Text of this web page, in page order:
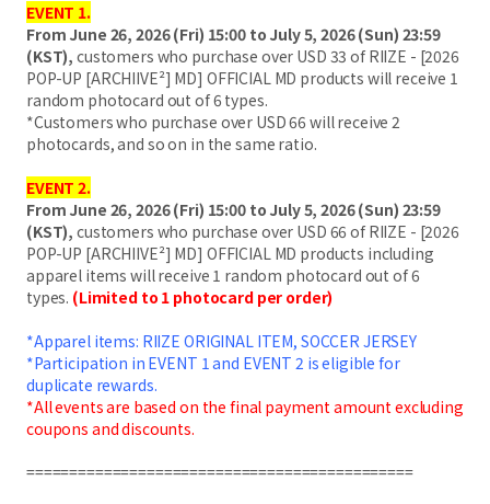
EVENT 1.
From June 26, 2026 (Fri) 15:00 to July 5, 2026 (Sun) 23:59
(KST), customers who purchase over USD 33 of RIIZE - [2026
POP-UP [ARCHIIVE²] MD] OFFICIAL MD products will receive 1
random photocard out of 6 types.
*Customers who purchase over USD 66 will receive 2
photocards, and so on in the same ratio.
EVENT 2.
From June 26, 2026 (Fri) 15:00 to July 5, 2026 (Sun) 23:59
(KST),customers who purchase over USD 66 of RIIZE - [2026
POP-UP [ARCHIIVE²] MD] OFFICIAL MD products including
apparel items will receive 1 random photocard out of 6
types. (Limited to 1 photocard per order)
*Apparel items: RIIZE ORIGINAL ITEM, SOCCER JERSEY
*Participation in EVENT 1 and EVENT 2 is eligible for
duplicate rewards.
*All events are based on the final payment amount excluding
coupons and discounts.
=============================================